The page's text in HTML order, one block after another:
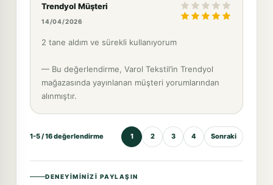
Trendyol Müşteri
14/04/2026
2 tane aldım ve sürekli kullanıyorum
— Bu değerlendirme, Varol Tekstil’in Trendyol
mağazasında yayınlanan müşteri yorumlarından
alınmıştır.
1-5 / 16 değerlendirme 1 2 3 4 Sonraki
DENEYIMINIZI PAYLAŞIN